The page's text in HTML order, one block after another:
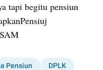
tapi begitu pensiun
Pensiun DPLK